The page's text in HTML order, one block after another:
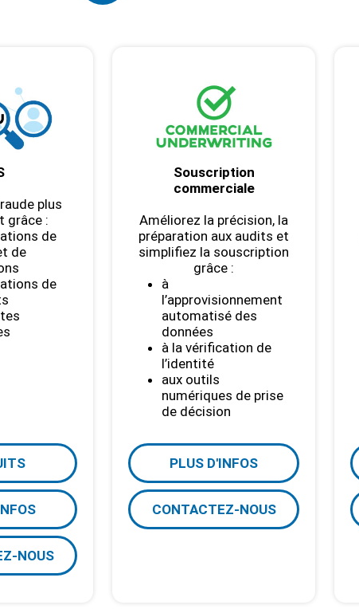
plus
grâce :
de
de
de
NOUS
Souscription
commerciale
Améliorez la précision, la
préparation aux audits et
simplifiez la souscription
grâce :
à
l’approvisionnement
automatisé des
données
à la vérification de
l’identité
aux outils
numériques de prise
de décision
PLUS D'INFOS
CONTACTEZ-NOUS